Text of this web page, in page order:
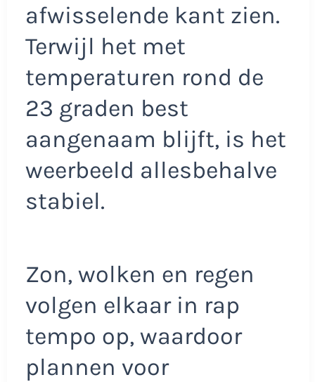
afwisselende kant zien.
Terwijl het met
temperaturen rond de
23 graden best
aangenaam blijft, is het
weerbeeld allesbehalve
stabiel.
Zon, wolken en regen
volgen elkaar in rap
tempo op, waardoor
plannen voor